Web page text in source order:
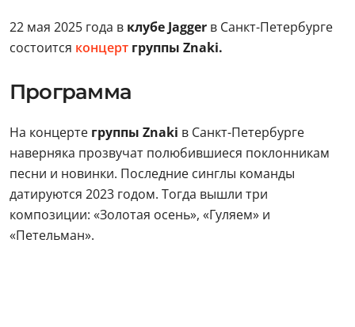
22 мая 2025 года в клубе Jagger в Санкт-Петербурге
состоится концерт группы Znaki.
Программа
На концерте группы Znaki в Санкт-Петербурге
наверняка прозвучат полюбившиеся поклонникам
песни и новинки. Последние синглы команды
датируются 2023 годом. Тогда вышли три
композиции: «Золотая осень», «Гуляем» и
«Петельман».